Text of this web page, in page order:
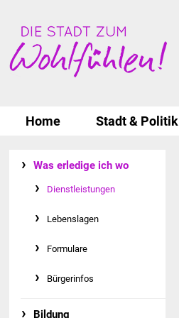
Home Stadt & Politik
Was erledige ich wo
Dienstleistungen
Lebenslagen
Formulare
Bürgerinfos
Bildung